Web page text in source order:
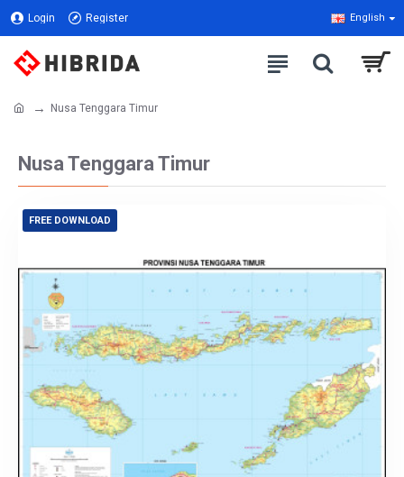
Login Register English
Nusa Tenggara Timur
Nusa Tenggara Timur
FREE DOWNLOAD